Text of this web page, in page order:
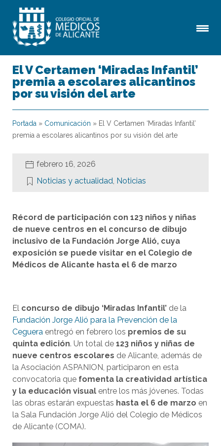
El V Certamen ‘Miradas Infantil’
premia a escolares alicantinos
por su visión del arte
Portada » Comunicación » El V Certamen ‘Miradas Infantil’
premia a escolares alicantinos por su visión del arte
febrero 16, 2026
Noticias y actualidad, Noticias
Récord de participación con 123 niños y niñas
de nueve centros en el concurso de dibujo
inclusivo de la Fundación Jorge Alió, cuya
exposición se puede visitar en el Colegio de
Médicos de Alicante hasta el 6 de marzo
El concurso de dibujo ‘Miradas Infantil’ de la
Fundación Jorge Alió para la Prevención de la
Ceguera entregó en febrero los premios de su
quinta edición. Un total de 123 niños y niñas de
nueve centros escolares de Alicante, además de
la Asociación ASPANION, participaron en esta
convocatoria que fomenta la creatividad artística
y la educación visual entre los más jóvenes. Todas
las obras estarán expuestas hasta el 6 de marzo en
la Sala Fundación Jorge Alió del Colegio de Médicos
de Alicante (COMA).